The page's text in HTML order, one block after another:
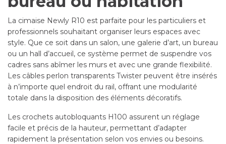
La cimaise Newly R10 est parfaite pour les particuliers et
professionnels souhaitant organiser leurs espaces avec
style. Que ce soit dans un salon, une galerie d’art, un bureau
ou un hall d’accueil, ce système permet de suspendre vos
cadres sans abîmer les murs et avec une grande flexibilité.
Les câbles perlon transparents Twister peuvent être insérés
à n’importe quel endroit du rail, offrant une modularité
totale dans la disposition des éléments décoratifs.
Les crochets autobloquants H100 assurent un réglage
facile et précis de la hauteur, permettant d’adapter
rapidement la présentation selon vos envies ou besoins.